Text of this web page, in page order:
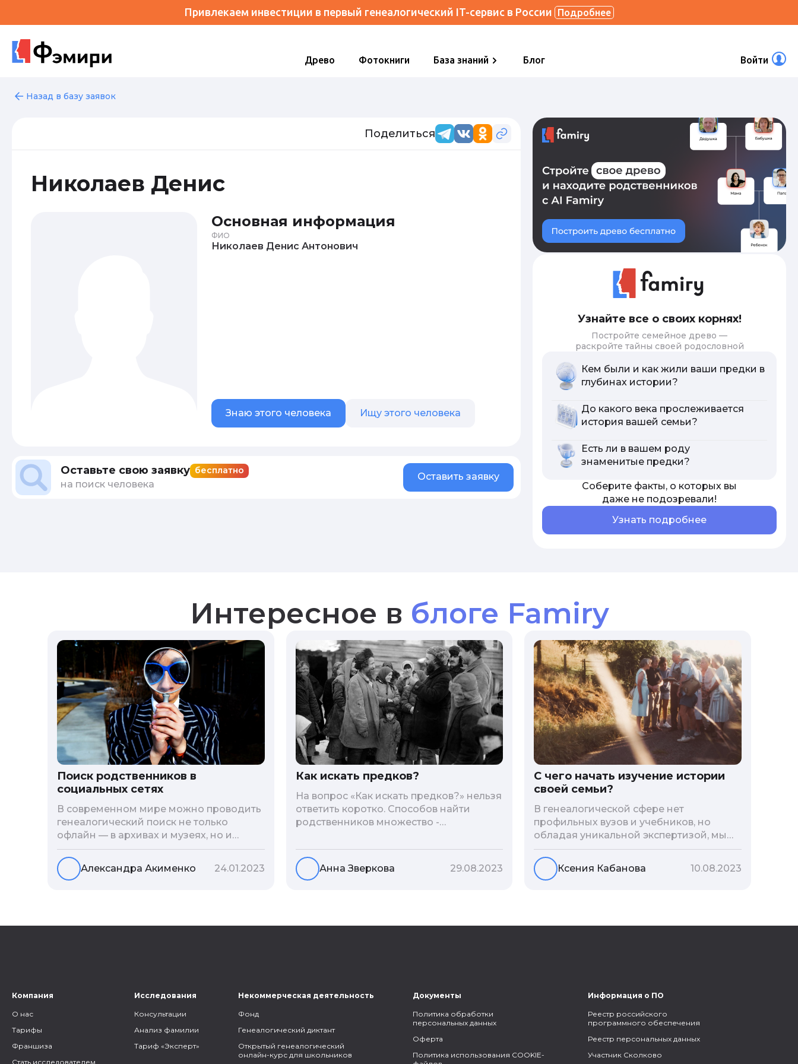
Привлекаем инвестиции в первый генеалогический IT-сервис в России Подробнее
Древо Фотокниги База знаний Блог Войти
Назад в базу заявок
Поделиться
Николаев Денис
Основная информация
ФИО
Николаев Денис Антонович
Знаю этого человека Ищу этого человека
Оставьте свою заявку бесплатно
на поиск человека
Оставить заявку
Узнайте все о своих корнях!
Постройте семейное древо —
раскройте тайны своей родословной
Кем были и как жили ваши предки в
глубинах истории?
До какого века прослеживается
история вашей семьи?
Есть ли в вашем роду
знаменитые предки?
Соберите факты, о которых вы
даже не подозревали!
Узнать подробнее
Интересное в блоге Famiry
Поиск родственников в
социальных сетях
В современном мире можно проводить
генеалогический поиск не только
офлайн — в архивах и музеях, но и
воспользоваться интернетом. Сегодня
мы расскажем вам как и в каких
социальных сетях можно провести
то, как грамотно построить с ними
Александра Акименко 24.01.2023
Как искать предков?
На вопрос «Как искать предков?» нельзя
ответить коротко. Способов найти
родственников множество -
социальные сети, ДНК-тесты, онлайн-
базы. Именно поэтому мы сделали для
вас подборку лучших статей блога
Анна Зверкова 29.08.2023
С чего начать изучение истории
своей семьи?
В генеалогической сфере нет
профильных вузов и учебников, но
обладая уникальной экспертизой, мы
разработали авторскую методологию
проведения архивно-генеалогических
исследований, ее мы закладываем и
Ксения Кабанова 10.08.2023
Компания
О нас
Тарифы
Франшиза
Стать исследователем
Исследования
Консультации
Анализ фамилии
Тариф «Эксперт»
Некоммерческая деятельность
Фонд
Генеалогический диктант
Открытый генеалогический
онлайн-курс для школьников
Документы
Политика обработки
персональных данных
Оферта
Политика использования COOKIE-
Информация о ПО
Реестр российского
программного обеспечения
Реестр персональных данных
Участник Сколково